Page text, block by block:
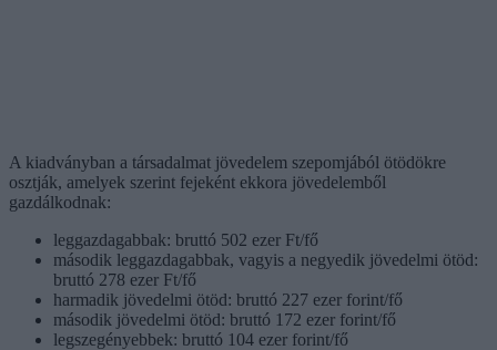
A kiadványban a társadalmat jövedelem szepomjából ötödökre
osztják, amelyek szerint fejeként ekkora jövedelemből
gazdálkodnak:
leggazdagabbak: bruttó 502 ezer Ft/fő
második leggazdagabbak, vagyis a negyedik jövedelmi ötöd:
bruttó 278 ezer Ft/fő
harmadik jövedelmi ötöd: bruttó 227 ezer forint/fő
második jövedelmi ötöd: bruttó 172 ezer forint/fő
legszegényebbek: bruttó 104 ezer forint/fő